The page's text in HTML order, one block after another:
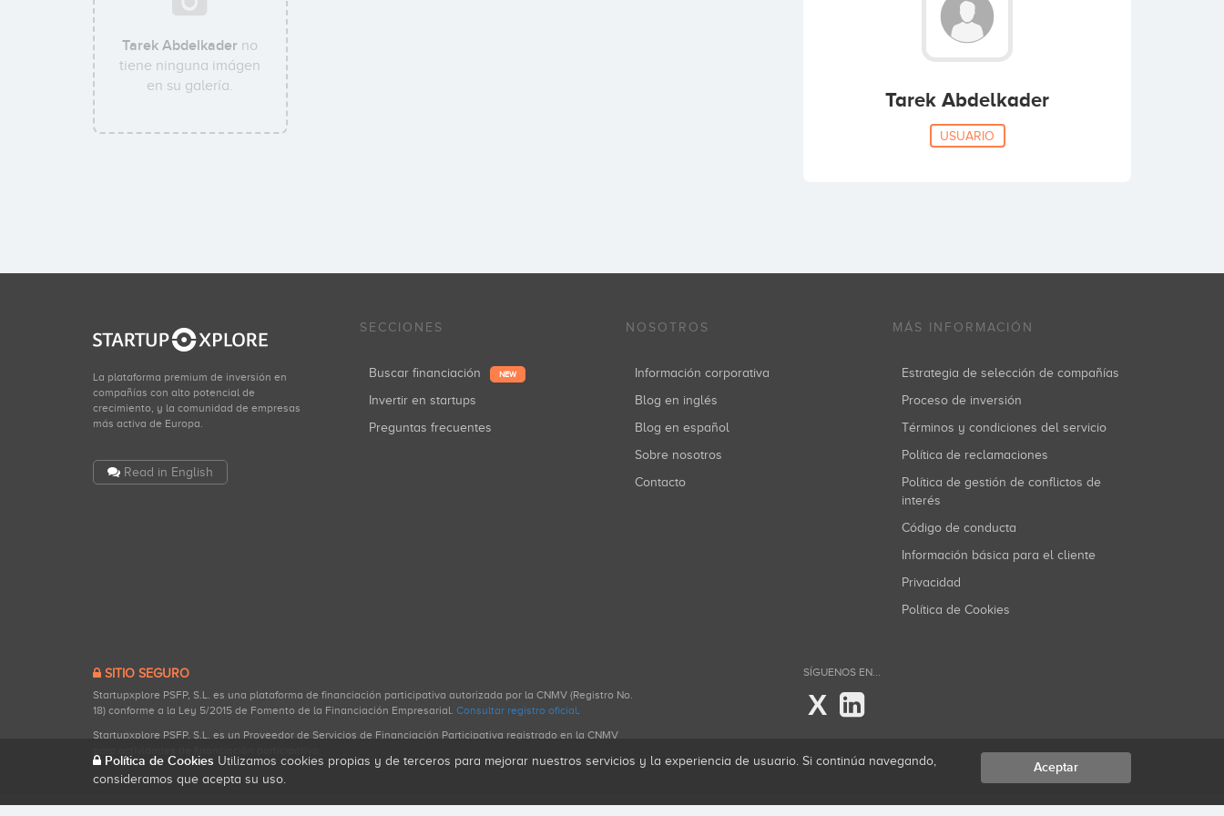
Tarek Abdelkader no
tiene ninguna imágen
en su galería.
Tarek Abdelkader
USUARIO
La plataforma premium de inversión en
compañías con alto potencial de
crecimiento, y la comunidad de empresas
más activa de Europa.
Read in English
SECCIONES
Buscar financiación NEW
Invertir en startups
Preguntas frecuentes
NOSOTROS
Información corporativa
Blog en inglés
Blog en español
Sobre nosotros
Contacto
MÁS INFORMACIÓN
Estrategia de selección de compañías
Proceso de inversión
Términos y condiciones del servicio
Política de reclamaciones
Política de gestión de conflictos de
interés
Código de conducta
Información básica para el cliente
Privacidad
Política de Cookies
SITIO SEGURO
Startupxplore PSFP, S.L. es una plataforma de financiación participativa autorizada por la CNMV (Registro No.
18) conforme a la Ley 5/2015 de Fomento de la Financiación Empresarial. Consultar registro oficial.
Startupxplore PSFP, S.L. es un Proveedor de Servicios de Financiación Participativa registrado en la CNMV
SÍGUENOS EN...
X
Política de Cookies Utilizamos cookies propias y de terceros para mejorar nuestros servicios y la experiencia de usuario. Si continúa navegando,
consideramos que acepta su uso.
Aceptar